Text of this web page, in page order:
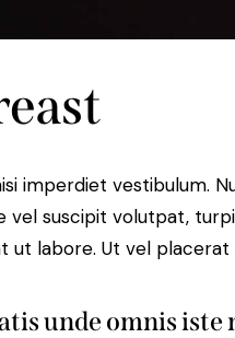
imperdiet vestibulum.
vel suscipit volutpat,
ut labore. Ut vel
unde omnis iste